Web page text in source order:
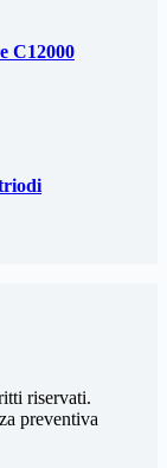
C12000
riservati.
preventiva